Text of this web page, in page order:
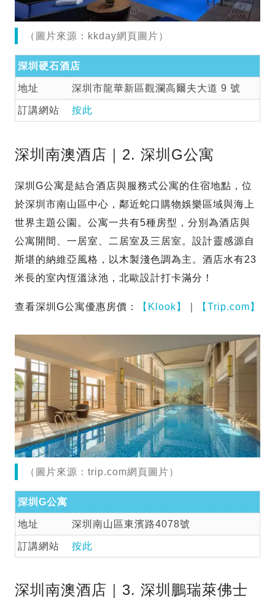
（圖片來源：kkday網頁圖片）
深圳硬石酒店
地址 深圳市龍華新區觀瀾高爾夫大道 9 號
訂講網站 按此
深圳南澳酒店｜2. 深圳G公寓
深圳G公寓是結合酒店與服務式公寓的住宿地點，位
於深圳市南山區中心，鄰近蛇口購物娛樂區域與海上
世界主題公園。公寓一共有5種房型，分別為酒店與
公寓開間、一居室、二居室及三居室。設計靈感源自
斯堪的納維亞風格，以木製淺色調為主。酒店水有23
米長的室內恆溫泳池，北歐設計打卡滿分！
查看深圳G公寓優惠房價： 【Klook】 【Trip.com】
（圖片來源：trip.com網頁圖片）
深圳G公寓
地址 深圳南山區東濱路4078號
訂講網站 按此
深圳南澳酒店｜3. 深圳鵬瑞萊佛士